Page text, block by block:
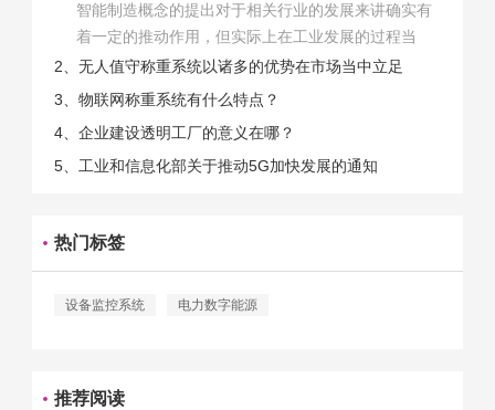
智能制造概念的提出对于相关行业的发展来讲确实有
着一定的推动作用，但实际上在工业发展的过程当
中，能够推动相关产业发展的具体结束是非常的多
的。那么为什么企业一定需要...
2、无人值守称重系统以诸多的优势在市场当中立足
3、物联网称重系统有什么特点？
4、企业建设透明工厂的意义在哪？
5、工业和信息化部关于推动5G加快发展的通知
热门标签
设备监控系统 电力数字能源
推荐阅读